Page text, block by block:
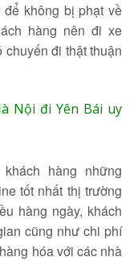
không bị phạt về
hàng nên đi xe
đi thật thuận
Nội đi Yên Bái uy
hàng những
tốt nhất thị trường
hàng ngày, khách
cũng như chi phí
hóa với các nhà